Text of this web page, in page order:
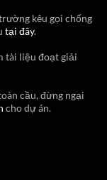
kêu gọi chống
tại đây.
tài liệu đoạt giải
cầu, đừng ngại
cho dự án.